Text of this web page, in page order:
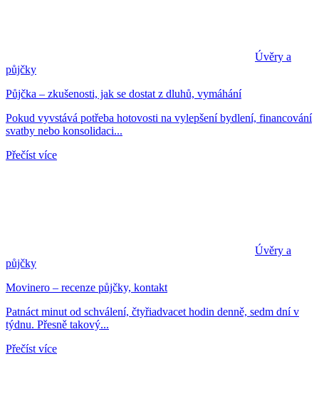
Úvěry a
půjčky
Půjčka – zkušenosti, jak se dostat z dluhů, vymáhání
Pokud vyvstává potřeba hotovosti na vylepšení bydlení, financování
svatby nebo konsolidaci...
Přečíst více
Úvěry a
půjčky
Movinero – recenze půjčky, kontakt
Patnáct minut od schválení, čtyřiadvacet hodin denně, sedm dní v
týdnu. Přesně takový...
Přečíst více